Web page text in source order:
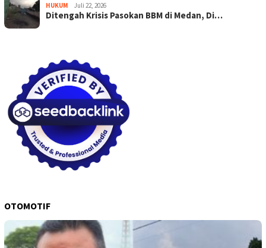
HUKUM Juli 22, 2026
Ditengah Krisis Pasokan BBM di Medan, Di…
OTOMOTIF